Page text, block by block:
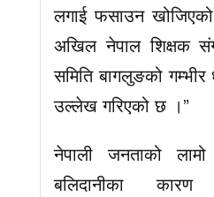
लगाई फसाउन
अखिल नेपाल शिक्षक
समिति बागलुङको
उल्लेख गरिएको छ ।”
नेपाली जनताको
बलिदानीका